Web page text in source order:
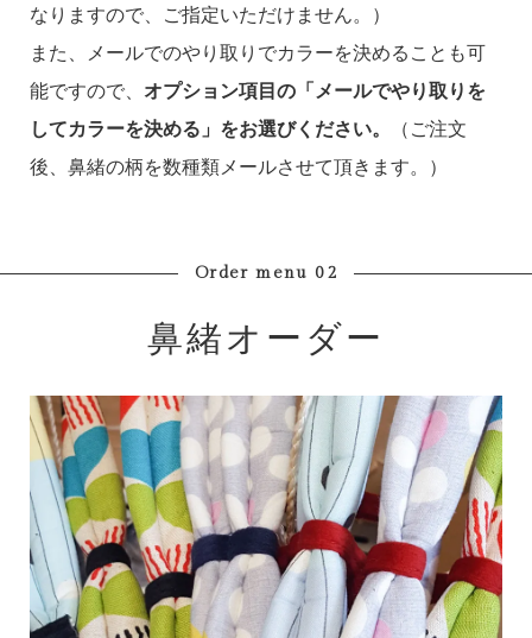
なりますので、ご指定いただけません。）
また、メールでのやり取りでカラーを決めることも可
能ですので、 オプション項目の「メールでやり取りを
してカラーを決める」をお選びください。
（ご注文
後、鼻緒の柄を数種類メールさせて頂きます。）
Order menu 02
鼻緒オーダー